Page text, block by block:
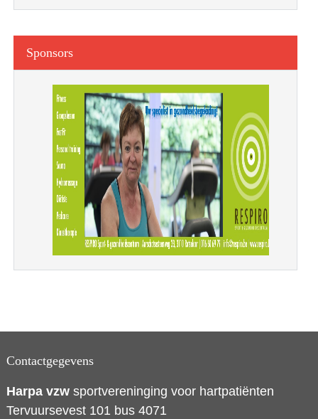
Sponsors
Contactgegevens
Harpa vzw sportvereninging voor hartpatiënten
Tervuursevest 101 bus 4071